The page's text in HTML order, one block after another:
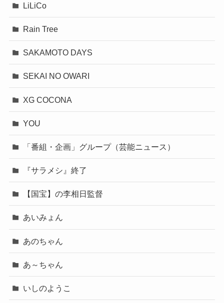
LiLiCo
Rain Tree
SAKAMOTO DAYS
SEKAI NO OWARI
XG COCONA
YOU
「番組・企画」グループ（芸能ニュース）
『サラメシ』終了
【国宝】の李相日監督
あいみょん
あのちゃん
あ～ちゃん
いしのようこ